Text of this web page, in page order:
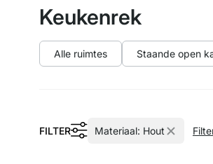
Keukenrek
Alle ruimtes Staande open
FILTER Materiaal: Hout